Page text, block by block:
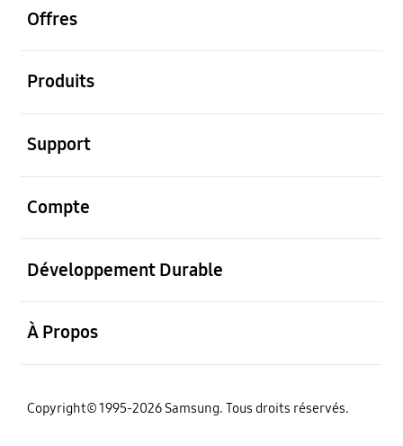
Offres
Produits
Support
Compte
Développement Durable
À Propos
‌Copyright© 1995-2026 Samsung. Tous droits réservés.